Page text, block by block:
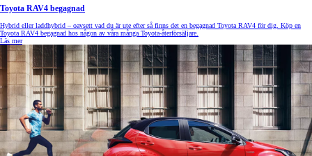
Toyota RAV4 begagnad
Hybrid eller laddhybrid – oavsett vad du är ute efter så finns det en begagnad Toyota RAV4 för dig. Köp en
Toyota RAV4 begagnad hos någon av våra många Toyota-återförsäljare.
Läs mer